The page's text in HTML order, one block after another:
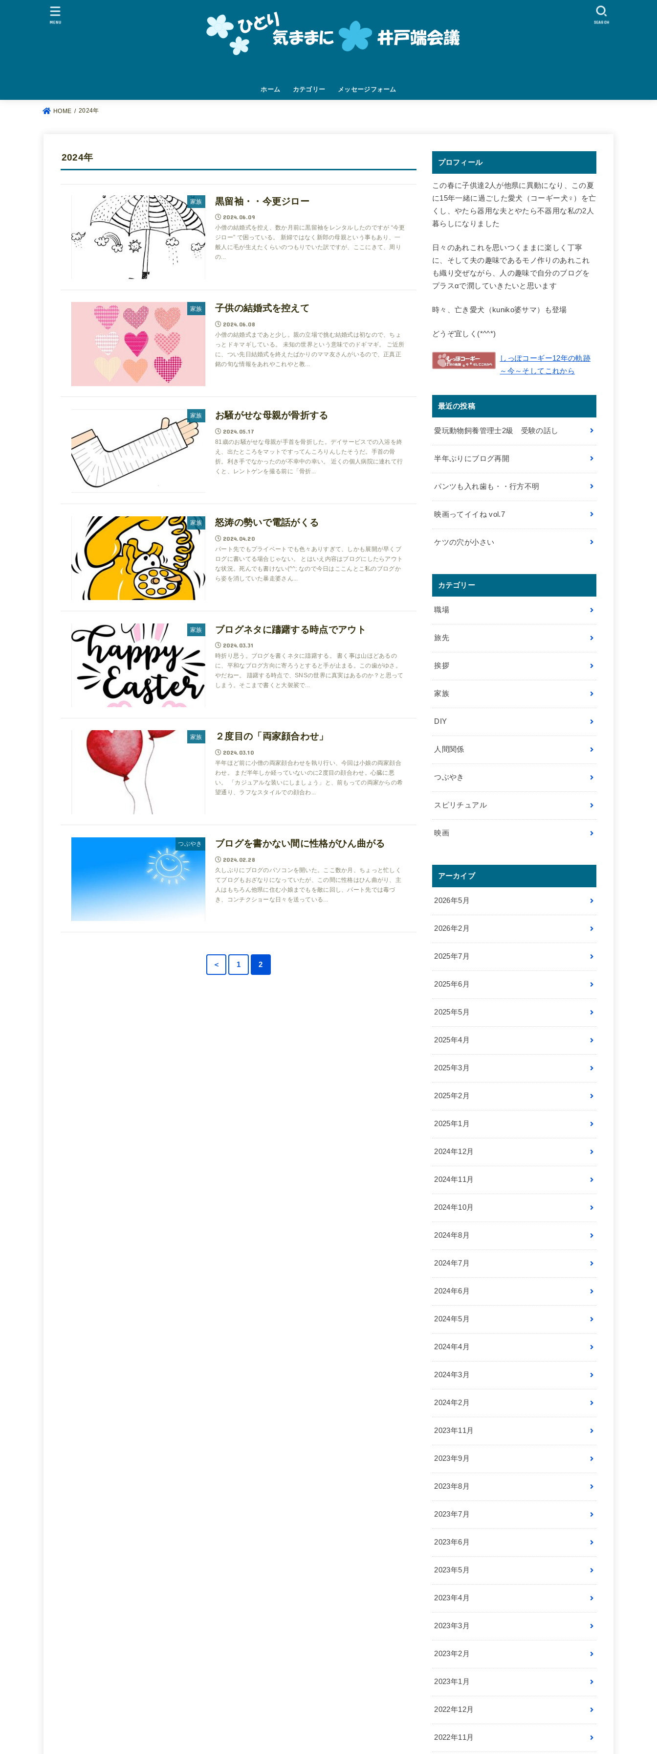
ホーム カテゴリー メッセージフォーム
SEARCH
MENU
HOME 2024年
2024年
家族 黒留袖・・今更ジロー
2024.06.09
小僧の結婚式を控え、数か月前に黒留袖をレンタルしたのですが “今更
ジロー” で困っている。 新婦ではなく新郎の母親という事もあり、一
般人に毛が生えたくらいのつもりでいた訳ですが、ここにきて、周り
の...
家族 子供の結婚式を控えて
2024.06.08
小僧の結婚式まであと少し。親の立場で挑む結婚式は初なので、ちょ
っとドキマギしている。 未知の世界という意味でのドギマギ。 ご近所
に、つい先日結婚式を終えたばかりのママ友さんがいるので、正真正
銘の旬な情報をあれやこれやと教...
家族 お騒がせな母親が骨折する
2024.05.17
81歳のお騒がせな母親が手首を骨折した。デイサービスでの入浴を終
え、出たところをマットですってんころりんしたそうだ。手首の骨
折。利き手でなかったのが不幸中の幸い。 近くの個人病院に連れて行
くと、レントゲンを撮る前に「骨折...
家族 怒涛の勢いで電話がくる
2024.04.20
パート先でもプライベートでも色々ありすぎて、しかも展開が早くブ
ログに書いてる場合じゃない。 とはいえ内容はブログにしたらアウト
な状況。死んでも書けない(^^; なので今日はここんとこ私のブログか
ら姿を消していた暴走婆さん...
家族 ブログネタに躊躇する時点でアウト
2024.03.31
時折り思う。ブログを書くネタに躊躇する。 書く事は山ほどあるの
に、平和なブログ方向に寄ろうとすると手が止まる。この歯がゆさ。
やだねー。 躊躇する時点で、SNSの世界に真実はあるのか？と思って
しまう。そこまで書くと大袈裟で...
家族 ２度目の「両家顔合わせ」
2024.03.10
半年ほど前に小僧の両家顔合わせを執り行い、今回は小娘の両家顔合
わせ。 まだ半年しか経っていないのに2度目の顔合わせ。心臓に悪
い。 「カジュアルな装いにしましょう」と、前もっての両家からの希
望通り、ラフなスタイルでの顔合わ...
つぶやき ブログを書かない間に性格がひん曲がる
2024.02.28
久しぶりにブログのパソコンを開いた。ここ数か月、ちょっと忙しく
てブログもおざなりになっていたが、この間に性格はひん曲がり、主
人はもちろん他県に住む小娘までもを敵に回し、パート先では毒づ
き、コンチクショーな日々を送っている...
＜ 1 2
プロフィール
この春に子供達2人が他県に異動になり、この夏
に15年一緒に過ごした愛犬（コーギー犬♀）を亡
くし、やたら器用な夫とやたら不器用な私の2人
暮らしになりました
日々のあれこれを思いつくままに楽しく丁寧
に、そして夫の趣味であるモノ作りのあれこれ
も織り交ぜながら、人の趣味で自分のブログを
プラスαで潤していきたいと思います
時々、亡き愛犬（kuniko婆サマ）も登場
どうぞ宜しく(*^^*)
しっぽコーギー12年の軌跡
～今～そしてこれから
最近の投稿
愛玩動物飼養管理士2級 受験の話し
半年ぶりにブログ再開
パンツも入れ歯も・・行方不明
映画ってイイね vol.7
ケツの穴が小さい
カテゴリー
職場
旅先
挨拶
家族
DIY
人間関係
つぶやき
スピリチュアル
映画
アーカイブ
2026年5月
2026年2月
2025年7月
2025年6月
2025年5月
2025年4月
2025年3月
2025年2月
2025年1月
2024年12月
2024年11月
2024年10月
2024年8月
2024年7月
2024年6月
2024年5月
2024年4月
2024年3月
2024年2月
2023年11月
2023年9月
2023年8月
2023年7月
2023年6月
2023年5月
2023年4月
2023年3月
2023年2月
2023年1月
2022年12月
2022年11月